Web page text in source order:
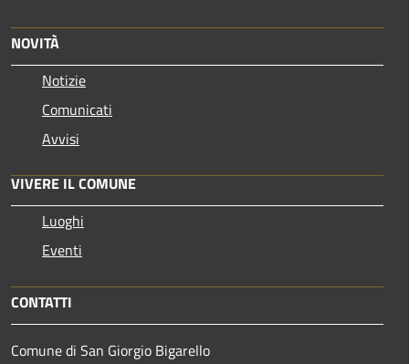
NOVITÀ
Notizie
Comunicati
Avvisi
VIVERE IL COMUNE
Luoghi
Eventi
CONTATTI
Comune di San Giorgio Bigarello